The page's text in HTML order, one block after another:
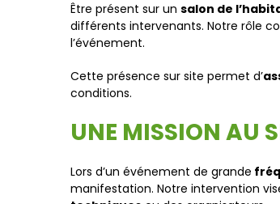
Être présent sur un salon de
différents intervenants. Notre rôle
l’événement.
Cette présence sur site permet d’
conditions.
UNE MISSION AU
Lors d’un événement de grande
manifestation. Notre intervention